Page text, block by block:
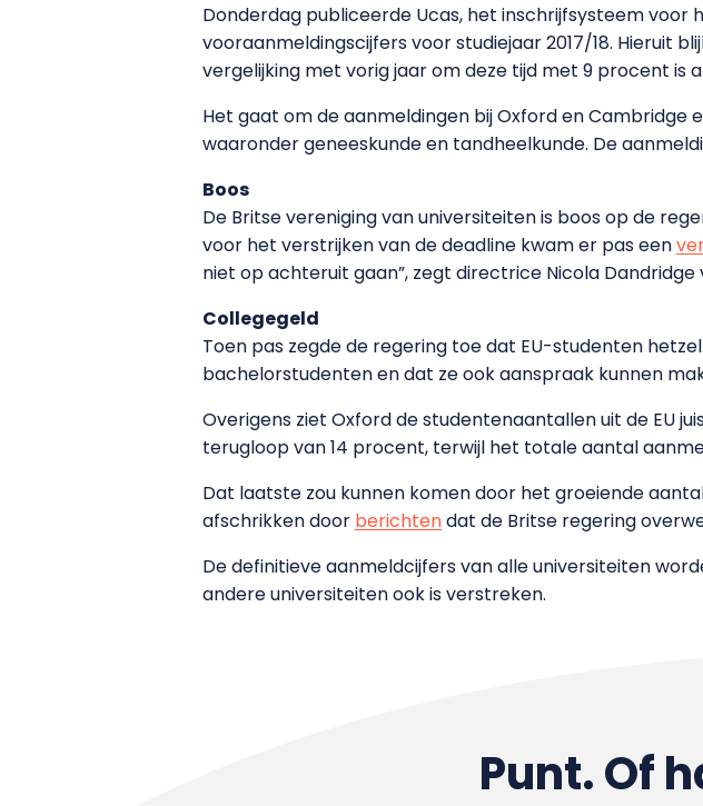
Donderdag publiceerde Ucas, het inschrijfsysteem
vooraanmeldingscijfers voor studiejaar 2017/18. Hieruit
vergelijking met vorig jaar om deze tijd met 9 procent is
Het gaat om de aanmeldingen bij Oxford en
waaronder geneeskunde en tandheelkunde. De
Boos
De Britse vereniging van universiteiten is boos op de
voor het verstrijken van de deadline kwam er pas een
niet op achteruit gaan”, zegt directrice Nicola Dandridge
Collegegeld
Toen pas zegde de regering toe dat EU-studenten
bachelorstudenten en dat ze ook aanspraak kunnen
Overigens ziet Oxford de studentenaantallen uit de EU
terugloop van 14 procent, terwijl het totale aantal
Dat laatste zou kunnen komen door het groeiende
afschrikken door berichtendat de Britse regering
De definitieve aanmeldcijfers van alle universiteiten
andere universiteiten ook is verstreken.
Punt. Of